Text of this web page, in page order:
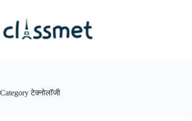
content
Categoryटेक्नोलॉजी